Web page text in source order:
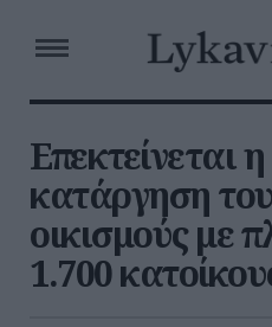
Επεκτείνεται
κατάργηση
οικισμούς με
1.700